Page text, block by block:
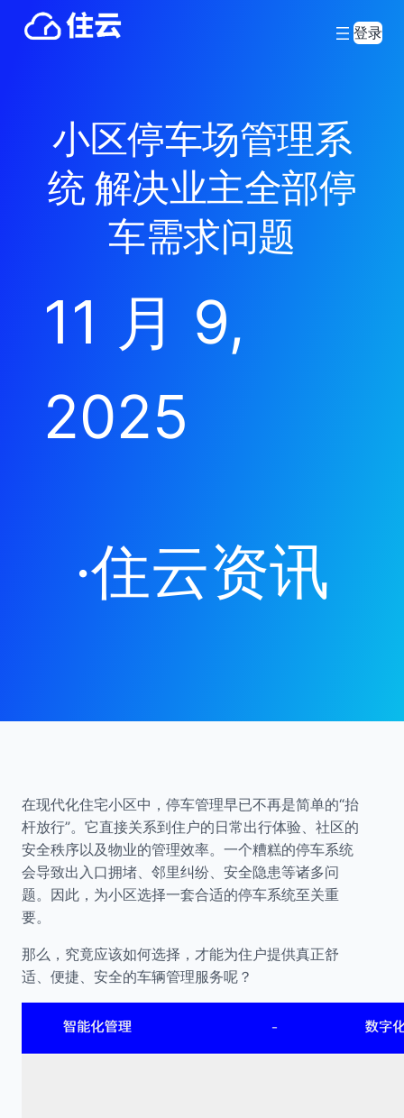
登录
小区停车场管理系
统 解决业主全部停
车需求问题
11 月 9,
2025
·住云资讯
在现代化住宅小区中，停车管理早已不再是简单的“抬
杆放行”。它直接关系到住户的日常出行体验、社区的
安全秩序以及物业的管理效率。一个糟糕的停车系统
会导致出入口拥堵、邻里纠纷、安全隐患等诸多问
题。因此，为小区选择一套合适的停车系统至关重
要。
那么，究竟应该如何选择，才能为住户提供真正舒
适、便捷、安全的车辆管理服务呢？